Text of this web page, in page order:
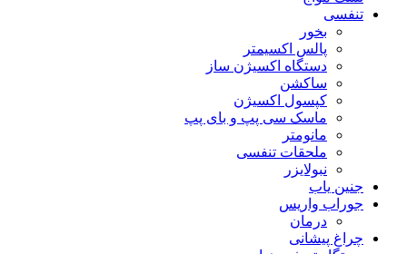
تنفسی
بخور
پالس اکسیمتر
دستگاه اکسیژن ساز
ساکشن
کپسول اکسیژن
ماسک سی پپ و بای پپ
مانومتر
ملحقات تنفسی
نبولایزر
جنین یاب
جوراب واریس
درمان
چراغ پیشانی